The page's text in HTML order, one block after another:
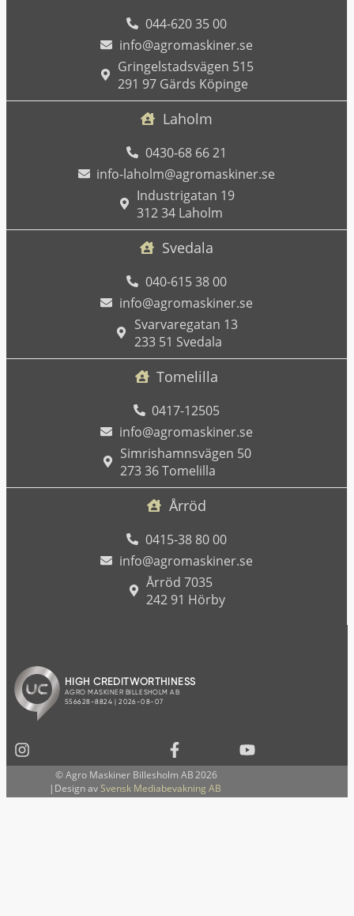
044-620 35 00
info@agromaskiner.se
Gringelstadsvägen 515
291 97 Gärds Köpinge
Laholm
0430-68 66 21
info-laholm@agromaskiner.se
Industrigatan 19
312 34 Laholm
Svedala
040-615 38 00
info@agromaskiner.se
Svarvaregatan 13
233 51 Svedala
Tomelilla
0417-12505
info@agromaskiner.se
Simrishamnsvägen 50
273 36 Tomelilla
Årröd
0415-38 80 00
info@agromaskiner.se
Årröd 7035
242 91 Hörby
© Agro Maskiner Billesholm AB2026
|Design av Svensk Mediabevakning AB